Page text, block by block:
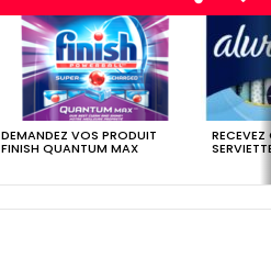
DEMANDEZ VOS PRODUIT
FINISH QUANTUM MAX